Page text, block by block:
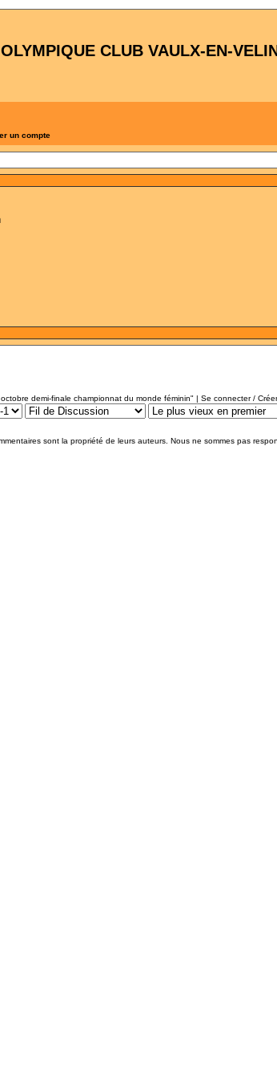
CLUB VAULX-EN-
un compte
demi-finale championnat du monde féminin" | Se connecter /
sont la propriété de leurs auteurs. Nous ne sommes pas